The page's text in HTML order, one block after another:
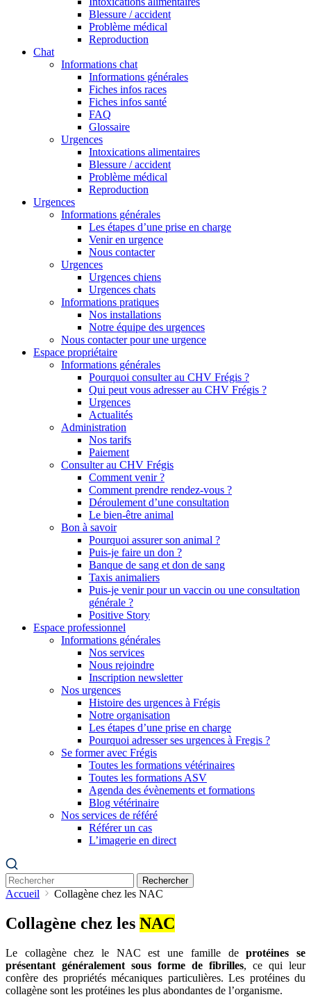
Blessure / accident
Problème médical
Reproduction
Chat
Informations chat
Informations générales
Fiches infos races
Fiches infos santé
FAQ
Glossaire
Urgences
Intoxications alimentaires
Blessure / accident
Problème médical
Reproduction
Urgences
Informations générales
Les étapes d’une prise en charge
Venir en urgence
Nous contacter
Urgences
Urgences chiens
Urgences chats
Informations pratiques
Nos installations
Notre équipe des urgences
Nous contacter pour une urgence
Espace propriétaire
Informations générales
Pourquoi consulter au CHV Frégis ?
Qui peut vous adresser au CHV Frégis ?
Urgences
Actualités
Administration
Nos tarifs
Paiement
Consulter au CHV Frégis
Comment venir ?
Comment prendre rendez-vous ?
Déroulement d’une consultation
Le bien-être animal
Bon à savoir
Pourquoi assurer son animal ?
Puis-je faire un don ?
Banque de sang et don de sang
Taxis animaliers
Puis-je venir pour un vaccin ou une consultation
générale ?
Positive Story
Espace professionnel
Informations générales
Nos services
Nous rejoindre
Inscription newsletter
Nos urgences
Histoire des urgences à Frégis
Notre organisation
Les étapes d’une prise en charge
Pourquoi adresser ses urgences à Fregis ?
Se former avec Frégis
Toutes les formations vétérinaires
Toutes les formations ASV
Agenda des évènements et formations
Blog vétérinaire
Nos services de référé
Référer un cas
L’imagerie en direct
Rechercher
Accueil Collagène chez les NAC
Collagène chez les NAC
Le collagène chez le NAC est une famille deprotéines se
présentant généralement sous forme de fibrilles, ce qui leur
confère des propriétés mécaniques particulières. Les protéines du
collagène sont les protéines les plus abondantes de l’organisme.